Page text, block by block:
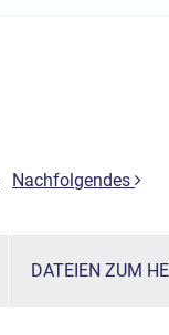
Nachfolgendes
DATEIEN ZUM